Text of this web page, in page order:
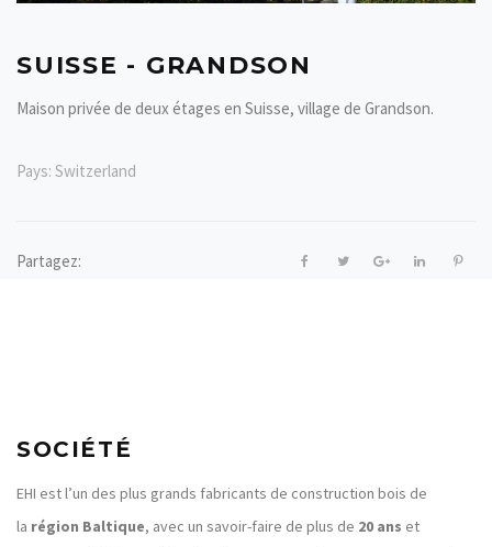
SUISSE - GRANDSON
Maison privée de deux étages en Suisse, village de Grandson.
Pays: Switzerland
Partagez:
SOCIÉTÉ
EHI est l’un des plus grands fabricants de construction bois de
la région Baltique, avec un savoir-faire de plus de 20 ans et